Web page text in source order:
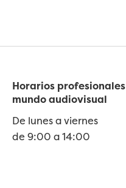
Horarios profesionales
mundo audiovisual
De lunes a viernes
de 9:00 a 14:00